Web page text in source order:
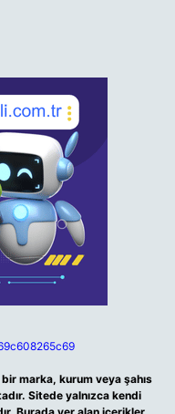
marka, kurum veya şahıs
Sitede yalnızca kendi